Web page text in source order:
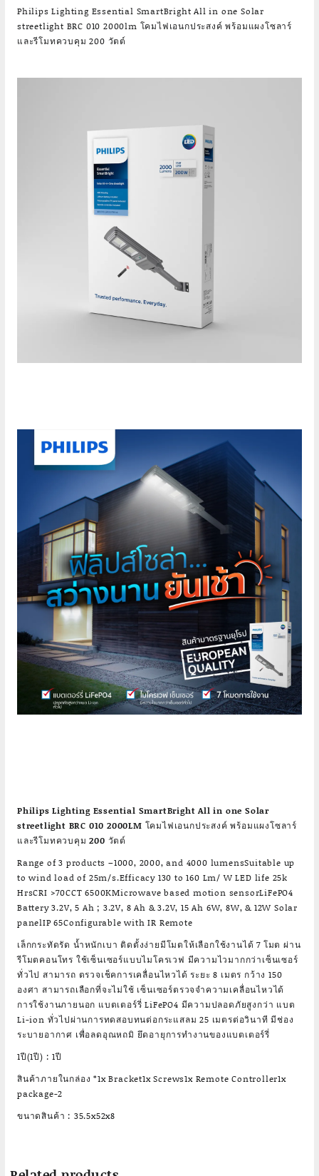
Philips Lighting Essential SmartBright All in one Solar
streetlight BRC 010 2000lm โคมไฟเอนกประสงค์ พร้อมแผงโซลาร์
และรีโมทควบคุม 200 วัตต์
Philips Lighting Essential SmartBright All in one Solar
streetlight BRC 010 2000LM โคมไฟเอนกประสงค์ พร้อมแผงโซลาร์
และรีโมทควบคุม 200 วัตต์
Range of 3 products –1000, 2000, and 4000 lumensSuitable up
to wind load of 25m/s.Efficacy 130 to 160 Lm/ W LED life 25k
HrsCRI >70CCT 6500KMicrowave based motion sensorLiFePO4
Battery 3.2V, 5 Ah ; 3.2V, 8 Ah & 3.2V, 15 Ah 6W, 8W, & 12W Solar
panelIP 65Configurable with IR Remote
เล็กกระทัดรัด น้ำหนักเบา ติดตั้งง่ายมีโมตให้เลือกใช้งานได้ 7 โมต ผ่าน
รีโมตคอนโทร ใช้เซ็นเซอร์แบบไมโครเวฟ มีความไวมากกว่าเซ็นเซอร์
ทั่วไป สามารถ ตรวจเช็คการเคลื่อนไหวได้ ระยะ 8 เมตร กว้าง 150
องศา สามารถเลือกที่จะไม่ใช้ เซ็นเซอร์ตรวจจำความเคลื่อนไหวได้
การใช้งานภายนอก แบตเตอร์รี่ LiFePO4 มีความปลอดภัยสูงกว่า แบต
Li-ion ทั่วไปผ่านการทดสอบทนต่อกระแสลม 25 เมตรต่อวินาที มีช่อง
ระบายอากาศ เพื่อลดอุณหถมิ ยึดอายุการทำงานของแบตเตอร์รี่
1ปี(1ปี) : 1ปี
สินค้าภายในกล่อง *1x Bracket1x Screws1x Remote Controller1x
package-2
ขนาดสินค้า : 35.5x52x8